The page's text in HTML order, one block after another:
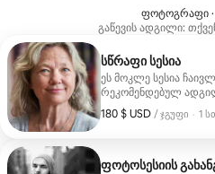
ფოტოგრაფი ·
გაწევის ადგილი:
სწრაფი სესია
ეს მოკლე სესია
რეკომენდებულ
პორტრეტს, რომელთა
მაქსიმუმ 2
180 $ USD / ჯგუფი
180 $ USD, ჯგუფზე
, · 1
ფოტოსესიის